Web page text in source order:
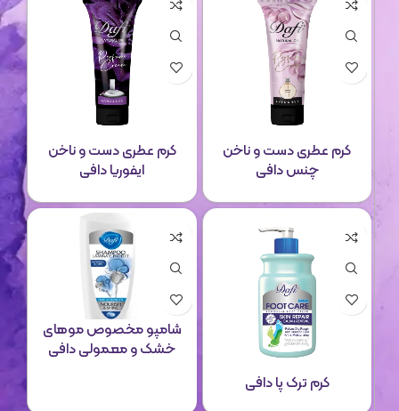
کرم عطری دست و ناخن
چنس دافی
کرم عطری دست و ناخن
ایفوریا دافی
کرم ترک پا دافی
شامپو مخصوص موهای
خشک و معمولی دافی